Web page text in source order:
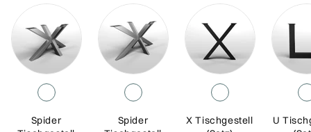
Spider
Spider
X Tischgestell
U